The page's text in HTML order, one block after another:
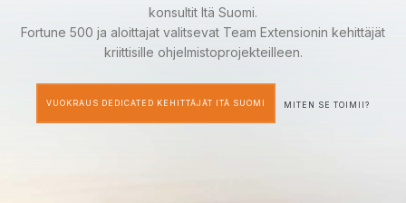
konsultit Itä Suomi.
Fortune 500 ja aloittajat valitsevat Team Extensionin kehittäjät
kriittisille ohjelmistoprojekteilleen.
VUOKRAUS DEDICATED KEHITTÄJÄT ITÄ SUOMI MITEN SE TOIMII?